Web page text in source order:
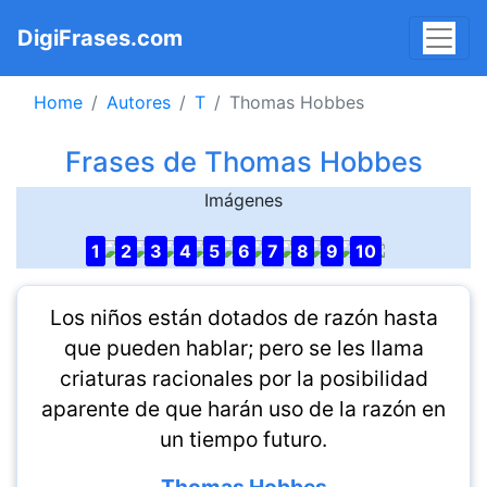
DigiFrases.com
Home Autores T Thomas Hobbes
Frases de Thomas Hobbes
Imágenes
1 2 3 4 5 6 7 8 9 10
Los niños están dotados de razón hasta
que pueden hablar; pero se les llama
criaturas racionales por la posibilidad
aparente de que harán uso de la razón en
un tiempo futuro.